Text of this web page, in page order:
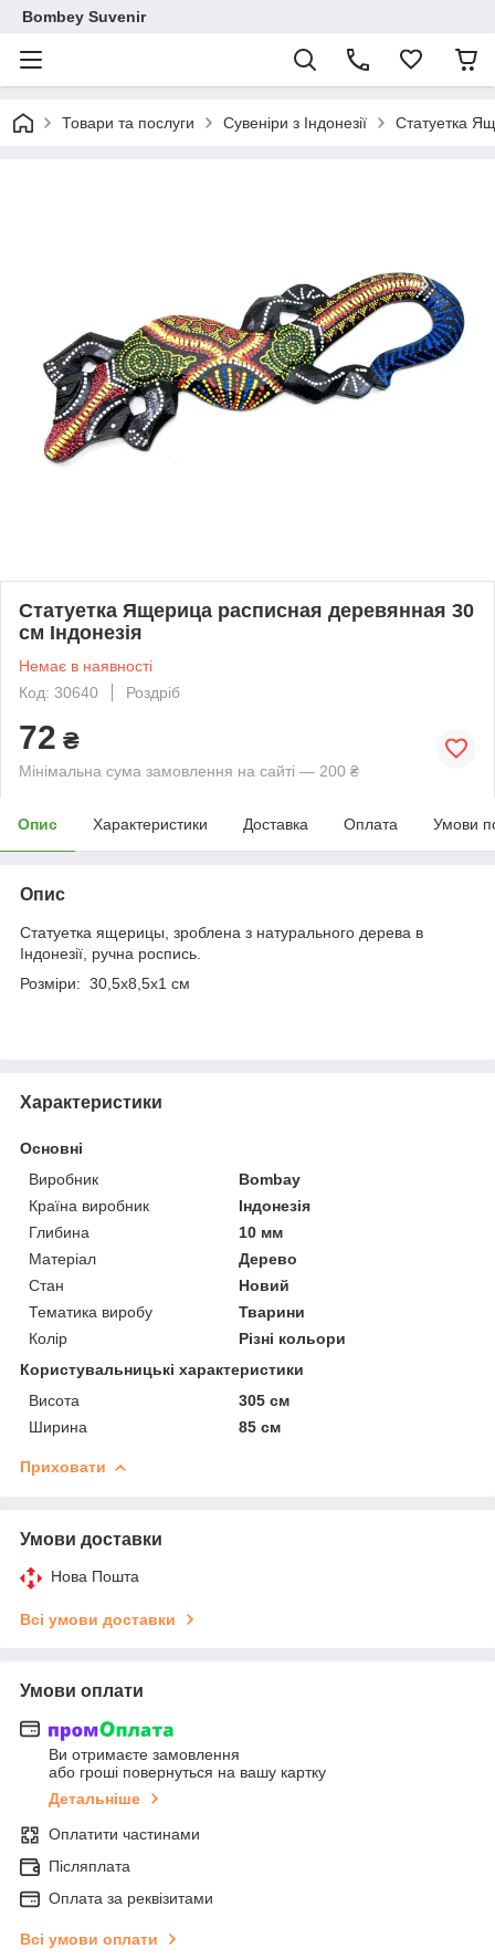
Bombey Suvenir
Товари та послуги Сувеніри з Індонезії Статуетка
Статуетка Ящерица расписная деревянная 30
см Індонезія
Немає в наявності
Код: 30640
Роздріб
72 ₴
Мінімальна сума замовлення на сайті — 200 ₴
Опис Характеристики Доставка Оплата Умови
Опис
Статуетка ящерицы, зроблена з натурального дерева в
Індонезії, ручна роспись.
Розміри: 30,5х8,5х1 см
Характеристики
Основні
Виробник
Bombay
Країна виробник
Індонезія
Глибина
10 мм
Матеріал
Дерево
Стан
Новий
Тематика виробу
Тварини
Колір
Різні кольори
Користувальницькі характеристики
Висота
305 см
Ширина
85 см
Приховати
Умови доставки
Нова Пошта
Всі умови доставки
Умови оплати
Ви отримаєте замовлення
або гроші повернуться на вашу картку
Детальніше
Оплатити частинами
Післяплата
Оплата за реквізитами
Всі умови оплати